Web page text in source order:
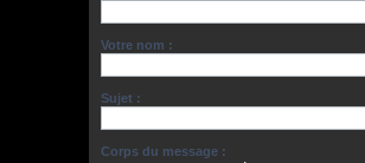
Votre nom :
Sujet :
Corps du message :